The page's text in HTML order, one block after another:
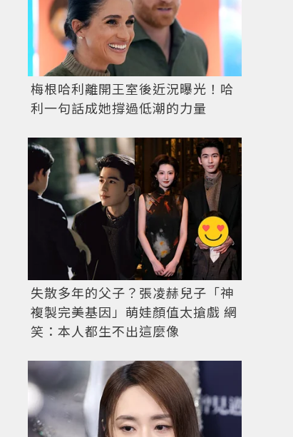
梅根哈利離開王室後近況曝光！哈
利一句話成她撐過低潮的力量
失散多年的父子？張凌赫兒子「神
複製完美基因」萌娃顏值太搶戲 網
笑：本人都生不出這麼像